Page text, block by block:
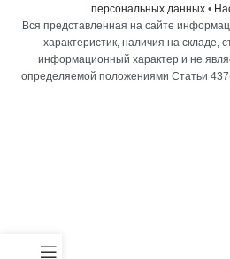
персональных данных •
Вся представленная на сайте
характеристик, наличия на складе,
информационный характер и не
определяемой положениями Статьи